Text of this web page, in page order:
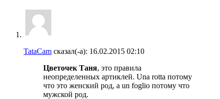
TataCam сказал(-а): 16.02.2015 02:10
Цветочек Таня, это правила
неопределенных артиклей. Una rotta потому
что это женский род, а un foglio потому что
мужской род.